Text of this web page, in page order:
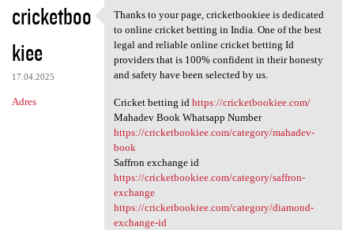
cricketboo
kiee
17.04.2025
Adres
Thanks to your page,
Thanks to your page, cricketbookiee is dedicated
to online cricket betting in India. One of the best
legal and reliable online cricket betting Id
providers that is 100% confident in their honesty
and safety have been selected by us.
Cricket betting id https://cricketbookiee.com/
Mahadev Book Whatsapp Number
https://cricketbookiee.com/category/mahadev-
book
Saffron exchange id
https://cricketbookiee.com/category/saffron-
exchange
https://cricketbookiee.com/category/diamond-
exchange-id